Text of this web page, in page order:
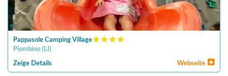
Pappasole Camping Village
Piombino ( LI )
Zeige Details Webseite